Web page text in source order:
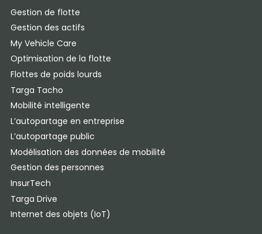
Gestion de flotte
Gestion des actifs
My Vehicle Care
Optimisation de la flotte
Flottes de poids lourds
Targa Tacho
Mobilité intelligente
L’autopartage en entreprise
L’autopartage public
Modélisation des données de mobilité
Gestion des personnes
InsurTech
Targa Drive
Internet des objets (IoT)